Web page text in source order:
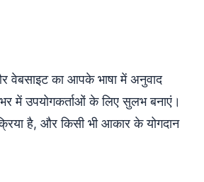
वेबसाइट का आपके भाषा में अनुवाद
में उपयोगकर्ताओं के लिए सुलभ बनाएं।
है, और किसी भी आकार के योगदान